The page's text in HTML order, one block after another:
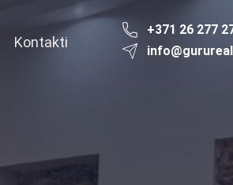
Kontakti
+371 26 277